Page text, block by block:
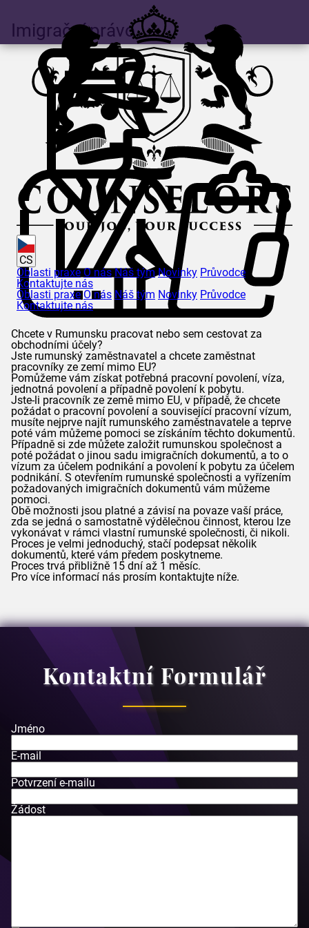
CS
Oblasti praxe O nás Náš tým Novinky Průvodce
Kontaktujte nás
Oblasti praxe O nás Náš tým Novinky Průvodce
Kontaktujte nás
Imigrační právo
Chcete v Rumunsku pracovat nebo sem cestovat za
obchodními účely?
Jste rumunský zaměstnavatel a chcete zaměstnat
pracovníky ze zemí mimo EU?
Pomůžeme vám získat potřebná pracovní povolení, víza,
jednotná povolení a případně povolení k pobytu.
Jste-li pracovník ze země mimo EU, v případě, že chcete
požádat o pracovní povolení a související pracovní vízum,
musíte nejprve najít rumunského zaměstnavatele a teprve
poté vám můžeme pomoci se získáním těchto dokumentů.
Případně si zde můžete založit rumunskou společnost a
poté požádat o jinou sadu imigračních dokumentů, a to o
vízum za účelem podnikání a povolení k pobytu za účelem
podnikání. S otevřením rumunské společnosti a vyřízením
požadovaných imigračních dokumentů vám můžeme
pomoci.
Obě možnosti jsou platné a závisí na povaze vaší práce,
zda se jedná o samostatně výdělečnou činnost, kterou lze
vykonávat v rámci vlastní rumunské společnosti, či nikoli.
Proces je velmi jednoduchý, stačí podepsat několik
dokumentů, které vám předem poskytneme.
Proces trvá přibližně 15 dní až 1 měsíc.
Pro více informací nás prosím kontaktujte níže.
Kontaktní Formulář
Jméno
E-mail
Potvrzení e-mailu
Žádost